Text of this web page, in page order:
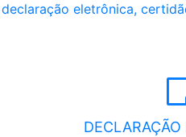
eletrônica,